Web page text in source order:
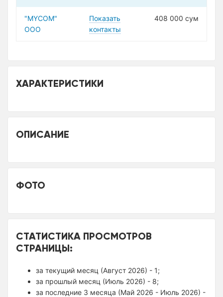
"MYCOM"
ООО
Показать
контакты
408 000 сум
ХАРАКТЕРИСТИКИ
ОПИСАНИЕ
ФОТО
СТАТИСТИКА ПРОСМОТРОВ
СТРАНИЦЫ:
за текущий месяц (Август 2026) - 1;
за прошлый месяц (Июль 2026) - 8;
за последние 3 месяца (Май 2026 - Июль 2026) -